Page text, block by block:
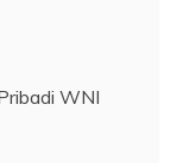
WNI